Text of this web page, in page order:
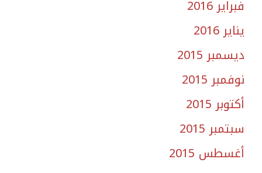
فبراير 2016
يناير 2016
ديسمبر 2015
نوفمبر 2015
أكتوبر 2015
سبتمبر 2015
أغسطس 2015